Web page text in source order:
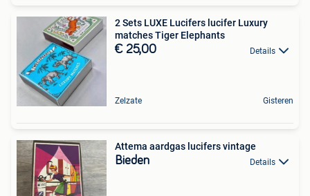
2 Sets LUXE Lucifers lucifer Luxury
matches Tiger Elephants
€ 25,00 Details
Zelzate Gisteren
Attema aardgas lucifers vintage
Bieden Details